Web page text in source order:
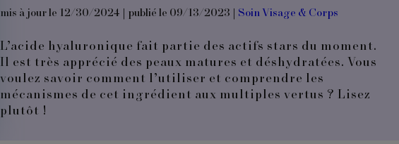
mis à jour le 12/30/2024 | publié le 09/13/2023 | Soin Visage & Corps
L’acide hyaluronique fait partie des actifs stars du moment.
Il est très apprécié des peaux matures et déshydratées. Vous
voulez savoir comment l’utiliser et comprendre les
mécanismes de cet ingrédient aux multiples vertus ? Lisez
plutôt !